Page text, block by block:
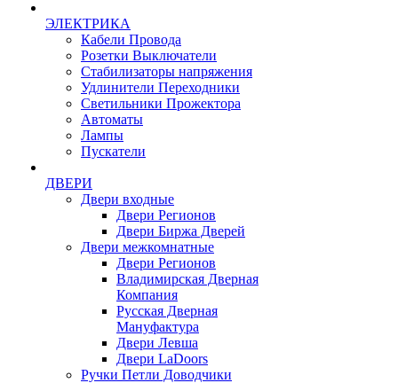
ЭЛЕКТРИКА
Кабели Провода
Розетки Выключатели
Стабилизаторы напряжения
Удлинители Переходники
Светильники Прожектора
Автоматы
Лампы
Пускатели
ДВЕРИ
Двери входные
Двери Регионов
Двери Биржа Дверей
Двери межкомнатные
Двери Регионов
Владимирская Дверная
Компания
Русская Дверная
Мануфактура
Двери Левша
Двери LaDoors
Ручки Петли Доводчики